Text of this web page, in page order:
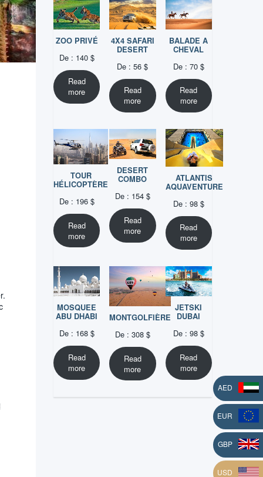
ZOO PRIVÉ
De : 140 $
Read
more
4X4 SAFARI
DESERT
De :56$
Read
more
BALADE A
CHEVAL
De : 70 $
Read
more
TOUR
HÉLICOPTÈRE
De : 196 $
Read
more
DESERT
COMBO
De : 154 $
Read
more
ATLANTIS
AQUAVENTURE
De : 98 $
Read
more
MOSQUEE
ABU DHABI
De : 168 $
Read
more
MONTGOLFIÈRE
De : 308 $
Read
more
JETSKI
DUBAI
De : 98 $
Read
more
AED
EUR
GBP
USD